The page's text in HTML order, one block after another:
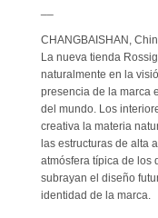
CHANGBAISHAN,
La nueva tienda
naturalmente en la
presencia de la marca
del mundo. Los
creativa la materia
las estructuras de alta
atmósfera típica de los
subrayan el diseño
identidad de la marca.